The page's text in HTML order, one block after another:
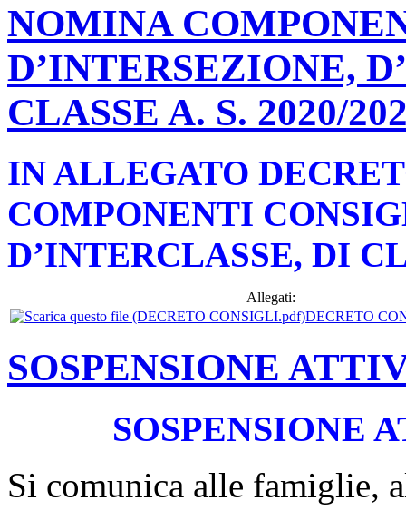
NOMINA
D’INTERSEZIONE,
CLASSE A. S. 2020/
IN ALLEGATO
COMPONENTI
D’INTERCLASSE, DI
Allegati:
DECRETO
SOSPENSIONE
SOSPENSIONE
Si comunica alle famiglie,